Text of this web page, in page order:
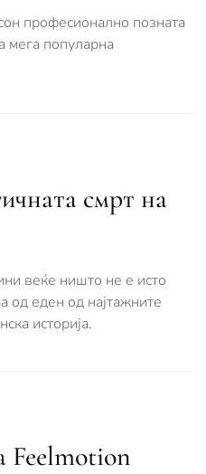
професионално позната
мега популарна
смрт на
веќе ништо не е исто
од еден од најтажните
историја.
Feelmotion